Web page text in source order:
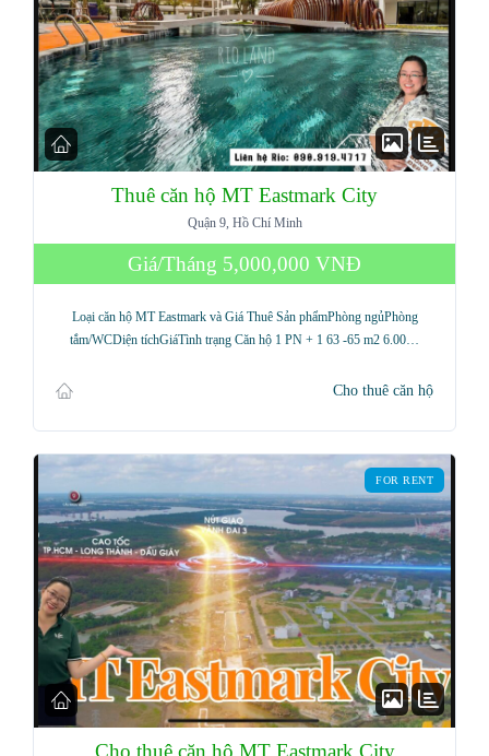
Thuê căn hộ MT Eastmark City
Quận 9, Hồ Chí Minh
Giá/Tháng 5,000,000 VNĐ
Loại căn hộ MT Eastmark và Giá Thuê Sản phẩmPhòng ngủPhòng
tắm/WCDiện tíchGiáTình trạng Căn hộ 1 PN + 1 63 -65 m2 6.00…
Cho thuê căn hộ
FOR RENT
Cho thuê căn hộ MT Eastmark City